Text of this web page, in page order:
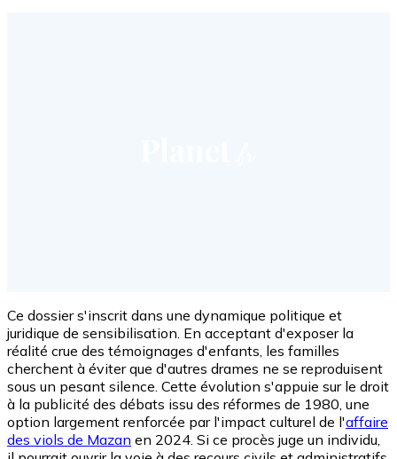
Ce dossier s'inscrit dans une dynamique politique et
juridique de sensibilisation. En acceptant d'exposer la
réalité crue des témoignages d'enfants, les familles
cherchent à éviter que d'autres drames ne se reproduisent
sous un pesant silence. Cette évolution s'appuie sur le droit
à la publicité des débats issu des réformes de 1980, une
option largement renforcée par l'impact culturel de l'affaire
des viols de Mazan en 2024. Si ce procès juge un individu,